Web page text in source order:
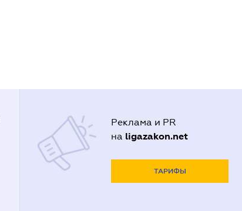
Реклама и PR
на ligazakon.net
ТАРИФЫ